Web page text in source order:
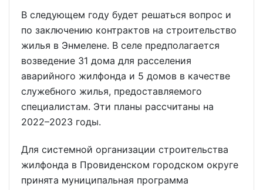
В следующем году будет решаться вопрос и
по заключению контрактов на строительство
жилья в Энмелене. В селе предполагается
возведение 31 дома для расселения
аварийного жилфонда и 5 домов в качестве
служебного жилья, предоставляемого
специалистам. Эти планы рассчитаны на
2022–2023 годы.
Для системной организации строительства
жилфонда в Провиденском городском округе
принята муниципальная программа